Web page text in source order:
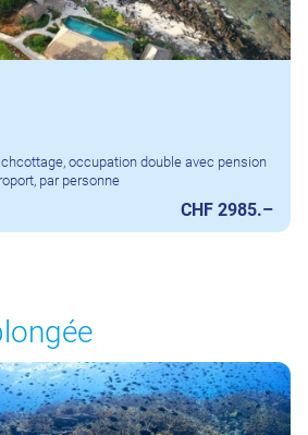
occupation double avec pension
par personne
CHF 2985.–